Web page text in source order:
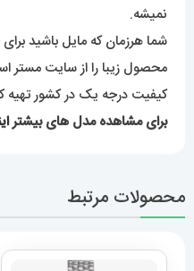
نمیشه.
شما هرزمان که مایل باشید برای
محصول زیبا را از سایت مستر
کیفیت درجه یک در کشور تهیه
برای مشاهده مدل های بیشتر
محصولات مرتبط